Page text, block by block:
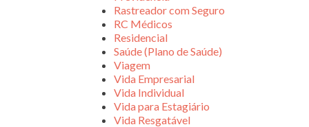
Rastreador com Seguro
RC Médicos
Residencial
Saúde (Plano de Saúde)
Viagem
Vida Empresarial
Vida Individual
Vida para Estagiário
Vida Resgatável